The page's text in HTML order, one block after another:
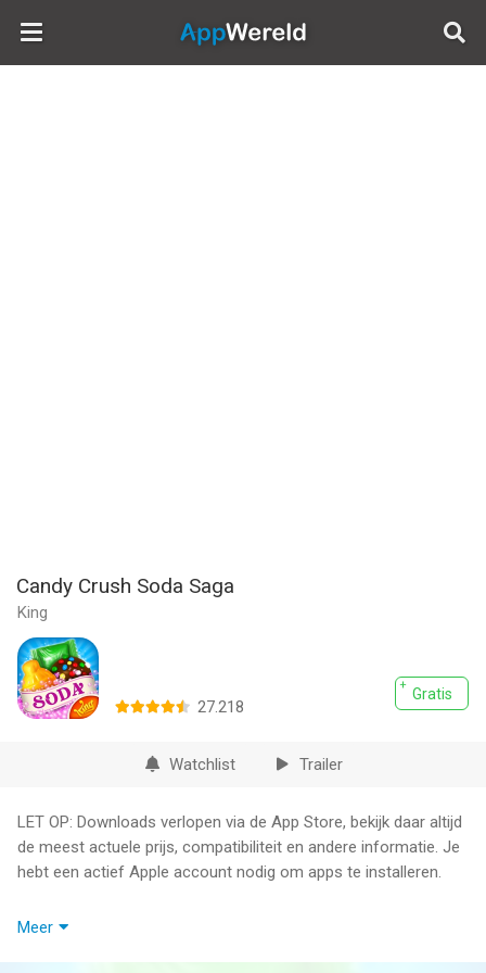
AppWereld
Candy Crush Soda Saga
King
Gratis
27.218
Watchlist Trailer
LET OP: Downloads verlopen via de App Store, bekijk daar altijd
de meest actuele prijs, compatibiliteit en andere informatie. Je
hebt een actief Apple account nodig om apps te installeren.
Download Candy Crush Soda Saga nu!
Meer